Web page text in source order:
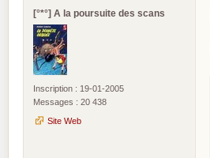
[°*°] A la poursuite des scans
Inscription : 19-01-2005
Messages : 20 438
Site Web